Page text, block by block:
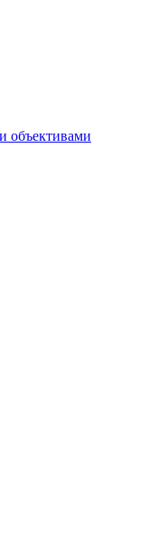
объективами